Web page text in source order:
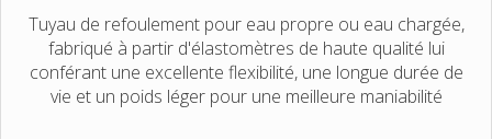
Tuyau de refoulement pour eau propre ou eau chargée,
fabriqué à partir d'élastomètres de haute qualité lui
conférant une excellente flexibilité, une longue durée de
vie et un poids léger pour une meilleure maniabilité